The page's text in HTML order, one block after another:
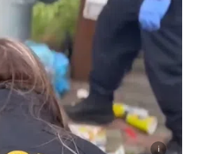
i